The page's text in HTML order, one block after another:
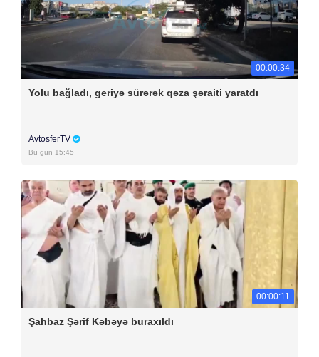
00:00:34
Yolu bağladı, geriyə sürərək qəza şəraiti yaratdı
AvtosferTV
Bu gün 15:45
00:00:11
Şahbaz Şərif Kəbəyə buraxıldı